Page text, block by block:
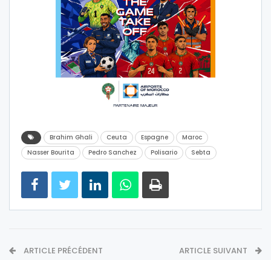
Brahim Ghali Ceuta Espagne
Maroc
Nasser Bourita
Pedro Sanchez Polisario Sebta
ARTICLE PRÉCÉDENT ARTICLE SUIVANT